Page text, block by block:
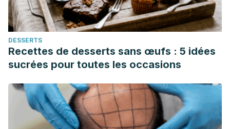
DESSERTS
Recettes de desserts sans œufs : 5 idées
sucrées pour toutes les occasions